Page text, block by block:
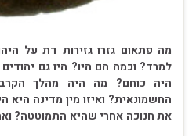
מה פתאום גזרו גזירות דת על
למרד? וכמה הם היו? היו גם
היה כוחם? מה היה מהלך
החשמונאית? ואיזו מין מדינה היא
את חנוכה אחרי שהיא התמוטטה?